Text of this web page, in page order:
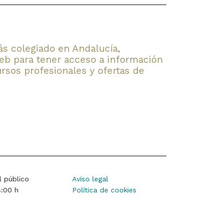
colegiado en Andalucía,
para tener acceso a información
profesionales y ofertas de
público
h
Aviso legal
Política de cookies